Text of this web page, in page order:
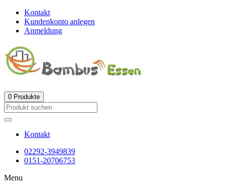
Kontakt
Kundenkonto anlegen
Anmeldung
0 Produkte
Kontakt
02292-3949839
0151-20706753
Menu